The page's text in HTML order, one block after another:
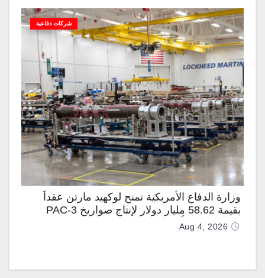
شركات دفاعية
وزارة الدفاع الأمريكية تمنح لوكهيد مارتن عقداً
بقيمة 58.62 مليار دولار لإنتاج صواريخ PAC-3
المطوّرة دعماً لـ “ترسانة الحرية”
Aug 4, 2026